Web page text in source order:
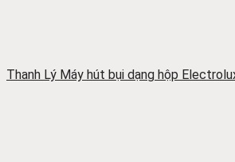
Thanh Lý Máy hút bụi dạng hộp